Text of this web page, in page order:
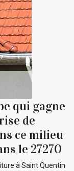
qui gagne
de
ce milieu
le 27270
à Saint Quentin